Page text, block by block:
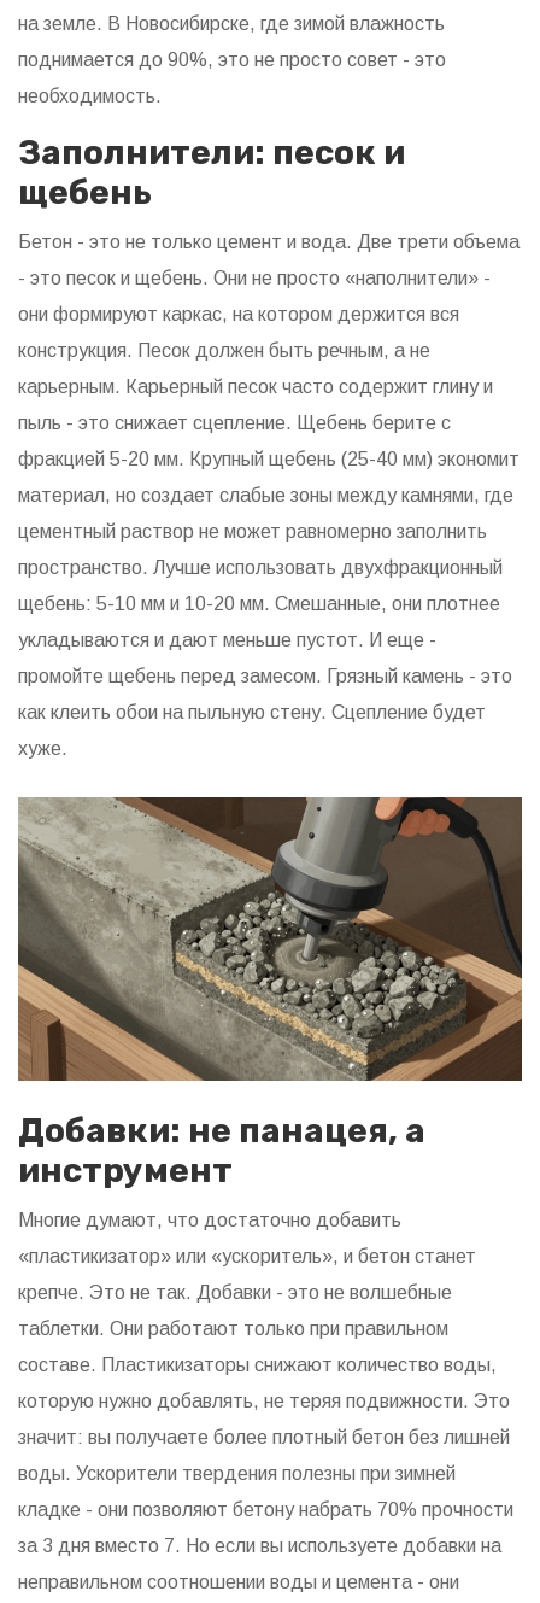
на земле. В Новосибирске, где зимой влажность
поднимается до 90%, это не просто совет - это
необходимость.
Заполнители: песок и
щебень
Бетон - это не только цемент и вода. Две трети объема
- это песок и щебень. Они не просто «наполнители» -
они формируют каркас, на котором держится вся
конструкция. Песок должен быть речным, а не
карьерным. Карьерный песок часто содержит глину и
пыль - это снижает сцепление. Щебень берите с
фракцией 5-20 мм. Крупный щебень (25-40 мм) экономит
материал, но создает слабые зоны между камнями, где
цементный раствор не может равномерно заполнить
пространство. Лучше использовать двухфракционный
щебень: 5-10 мм и 10-20 мм. Смешанные, они плотнее
укладываются и дают меньше пустот. И еще -
промойте щебень перед замесом. Грязный камень - это
как клеить обои на пыльную стену. Сцепление будет
хуже.
Добавки: не панацея, а
инструмент
Многие думают, что достаточно добавить
«пластикизатор» или «ускоритель», и бетон станет
крепче. Это не так. Добавки - это не волшебные
таблетки. Они работают только при правильном
составе. Пластикизаторы снижают количество воды,
которую нужно добавлять, не теряя подвижности. Это
значит: вы получаете более плотный бетон без лишней
воды. Ускорители твердения полезны при зимней
кладке - они позволяют бетону набрать 70% прочности
за 3 дня вместо 7. Но если вы используете добавки на
неправильном соотношении воды и цемента - они